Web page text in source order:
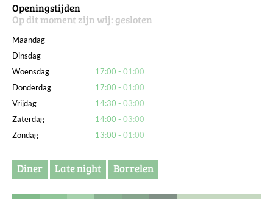
Openingstijden
Op dit moment zijn wij: gesloten
Maandag
Dinsdag
Woensdag
17:00
01:00
Donderdag
17:00
01:00
Vrijdag
14:30
03:00
Zaterdag
14:00
03:00
Zondag
13:00 01:00
Diner Late night Borrelen